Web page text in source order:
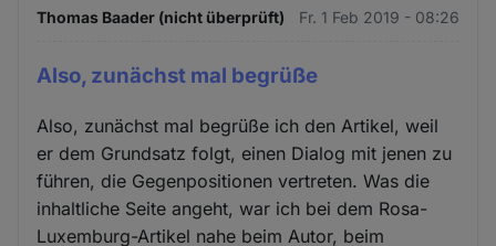
Thomas Baader (nicht überprüft) Fr. 1 Feb 2019 - 08:26
Also, zunächst mal begrüße
Also, zunächst mal begrüße ich den Artikel, weil
er dem Grundsatz folgt, einen Dialog mit jenen zu
führen, die Gegenpositionen vertreten. Was die
inhaltliche Seite angeht, war ich bei dem Rosa-
Luxemburg-Artikel nahe beim Autor, beim